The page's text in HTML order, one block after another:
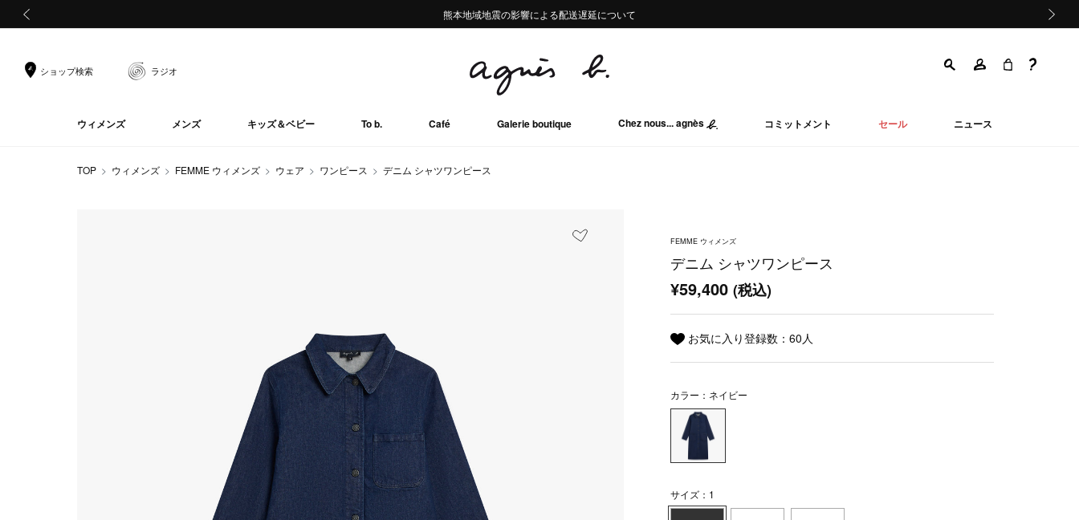
熊本地域地震の影響による配送遅延について
Summer Sale 2buy10%OFF!!
熊本地域地震の影響による配送遅延について
Summer Sale 2buy10%OFF!!
ショップ検索 ラジオ
ウィメンズ メンズ キッズ＆ベビー To b. Café Galerie boutique Chez nous... agnès コミットメント セール ニュース
TOP ウィメンズ FEMME ウィメンズ ウェア ワンピース デニム シャツワンピース
FEMME ウィメンズ
デニム シャツワンピース
¥59,400(税込)
お気に入り登録数：60人
カラー：ネイビー
サイズ：1